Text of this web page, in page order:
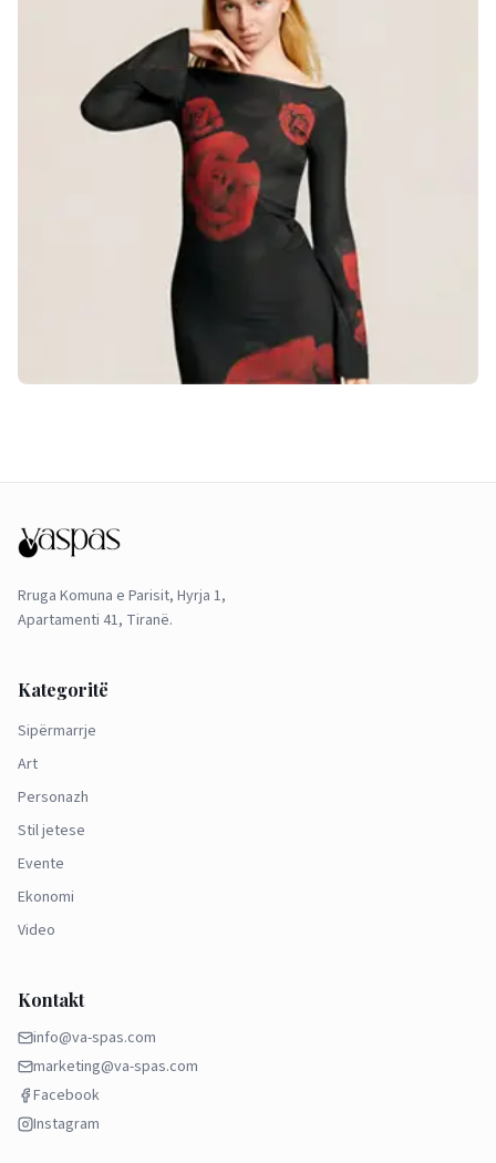
Rruga Komuna e Parisit, Hyrja 1,
Apartamenti 41, Tiranë.
Kategoritë
Sipërmarrje
Art
Personazh
Stil jetese
Evente
Ekonomi
Video
Kontakt
info@va-spas.com
marketing@va-spas.com
Facebook
Instagram